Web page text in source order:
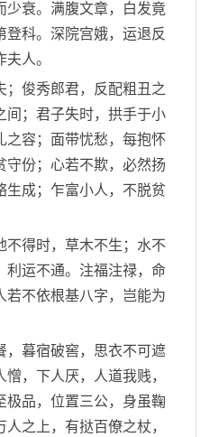
衰。满腹文章，白发竟
登科。深院宫娥，运退反
人。
俊秀郎君，反配粗丑之
间；君子失时，拱手于小
之容；面带忧愁，每抱怀
守份；心若不欺，必然扬
生成；乍富小人，不脱贫
得时，草木不生；水不
利运不通。注福注禄，命
若不依根基八字，岂能为
暮宿破窖，思衣不可遮
，下人厌，人道我贱，
极品，位置三公，身虽鞠
之上，有挞百僚之杖，